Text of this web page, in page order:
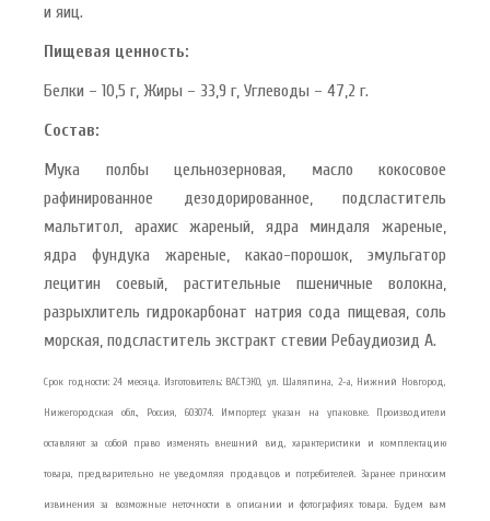
и яиц.
Пищевая ценность:
Белки – 10,5 г, Жиры – 33,9 г, Углеводы – 47,2 г.
Состав:
Мука полбы цельнозерновая, масло кокосовое
рафинированное дезодорированное, подсластитель
мальтитол, арахис жареный, ядра миндаля жареные,
ядра фундука жареные, какао-порошок, эмульгатор
лецитин соевый, растительные пшеничные волокна,
разрыхлитель гидрокарбонат натрия сода пищевая, соль
морская, подсластитель экстракт стевии Ребаудиозид А.
Срок годности: 24 месяца. Изготовитель: ВАСТЭКО, ул. Шаляпина, 2-а, Нижний Новгород,
Нижегородская обл., Россия, 603074. Импортер: указан на упаковке. Производители
оставляют за собой право изменять внешний вид, характеристики и комплектацию
товара, предварительно не уведомляя продавцов и потребителей. Заранее приносим
извинения за возможные неточности в описании и фотографиях товара. Будем вам